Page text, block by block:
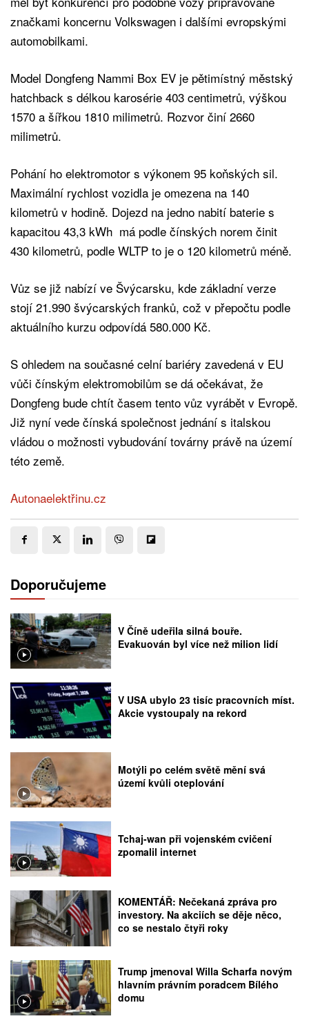
značkami koncernu Volkswagen i dalšími evropskými
automobilkami.
Model Dongfeng Nammi Box EV je pětimístný městský
hatchback s délkou karosérie 403 centimetrů, výškou
1570 a šířkou 1810 milimetrů. Rozvor činí 2660
milimetrů.
Pohání ho elektromotor s výkonem 95 koňských sil.
Maximální rychlost vozidla je omezena na 140
kilometrů v hodině. Dojezd na jedno nabití baterie s
kapacitou 43,3 kWh má podle čínských norem činit
430 kilometrů, podle WLTP to je o 120 kilometrů méně.
Vůz se již nabízí ve Švýcarsku, kde základní verze
stojí 21.990 švýcarských franků, což v přepočtu podle
aktuálního kurzu odpovídá 580.000 Kč.
S ohledem na současné celní bariéry zavedená v EU
vůči čínským elektromobilům se dá očekávat, že
Dongfeng bude chtít časem tento vůz vyrábět v Evropě.
Již nyní vede čínská společnost jednání s italskou
vládou o možnosti vybudování továrny právě na území
této země.
Autonaelektřinu.cz
Doporučujeme
V Číně udeřila silná bouře.
Evakuován byl více než milion lidí
V USA ubylo 23 tisíc pracovních míst.
Akcie vystoupaly na rekord
Motýli po celém světě mění svá
území kvůli oteplování
Tchaj-wan při vojenském cvičení
zpomalil internet
KOMENTÁŘ: Nečekaná zpráva pro
investory. Na akciích se děje něco,
co se nestalo čtyři roky
Trump jmenoval Willa Scharfa novým
hlavním právním poradcem Bílého
domu